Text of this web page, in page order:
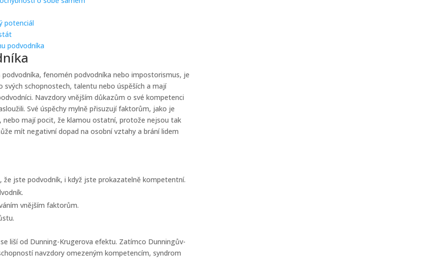
potenciál
podvodníka
fenomén podvodníka nebo impostorismus, je
schopnostech, talentu nebo úspěších a mají
Navzdory vnějším důkazům o své kompetenci
Své úspěchy mylně přisuzují faktorům, jako je
mají pocit, že klamou ostatní, protože nejsou tak
mít negativní dopad na osobní vztahy a brání lidem
jste podvodník, i když jste prokazatelně kompetentní.
vnějším faktorům.
liší od Dunning-Krugerova efektu. Zatímco Dunningův-
navzdory omezeným kompetencím, syndrom